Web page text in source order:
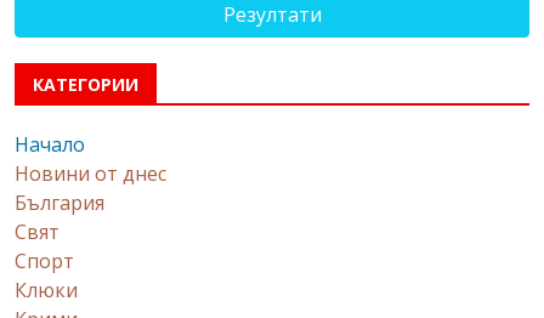
Резултати
КАТЕГОРИИ
Начало
Новини от днес
България
Свят
Спорт
Клюки